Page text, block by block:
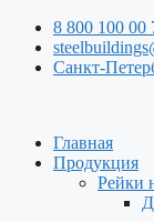
8 800 100 00
Санкт-
Главная
Продукция
Рейки